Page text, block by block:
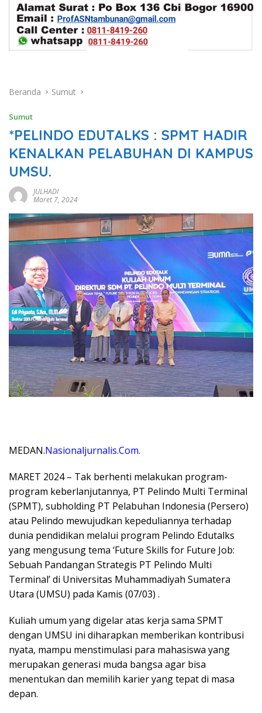
Beranda Sumut
Sumut
*PELINDO EDUTALKS : SPMT HADIR
KENALKAN PELABUHAN DI KAMPUS
UMSU.
JULHADI
Maret 7, 2024
MEDAN.Nasionaljurnalis.Com.
MARET 2024 – Tak berhenti melakukan program-
program keberlanjutannya, PT Pelindo Multi Terminal
(SPMT), subholding PT Pelabuhan Indonesia (Persero)
atau Pelindo mewujudkan kepeduliannya terhadap
dunia pendidikan melalui program Pelindo Edutalks
yang mengusung tema ‘Future Skills for Future Job:
Sebuah Pandangan Strategis PT Pelindo Multi
Terminal’ di Universitas Muhammadiyah Sumatera
Utara (UMSU) pada Kamis (07/03) .
Kuliah umum yang digelar atas kerja sama SPMT
dengan UMSU ini diharapkan memberikan kontribusi
nyata, mampu menstimulasi para mahasiswa yang
merupakan generasi muda bangsa agar bisa
menentukan dan memilih karier yang tepat di masa
depan.